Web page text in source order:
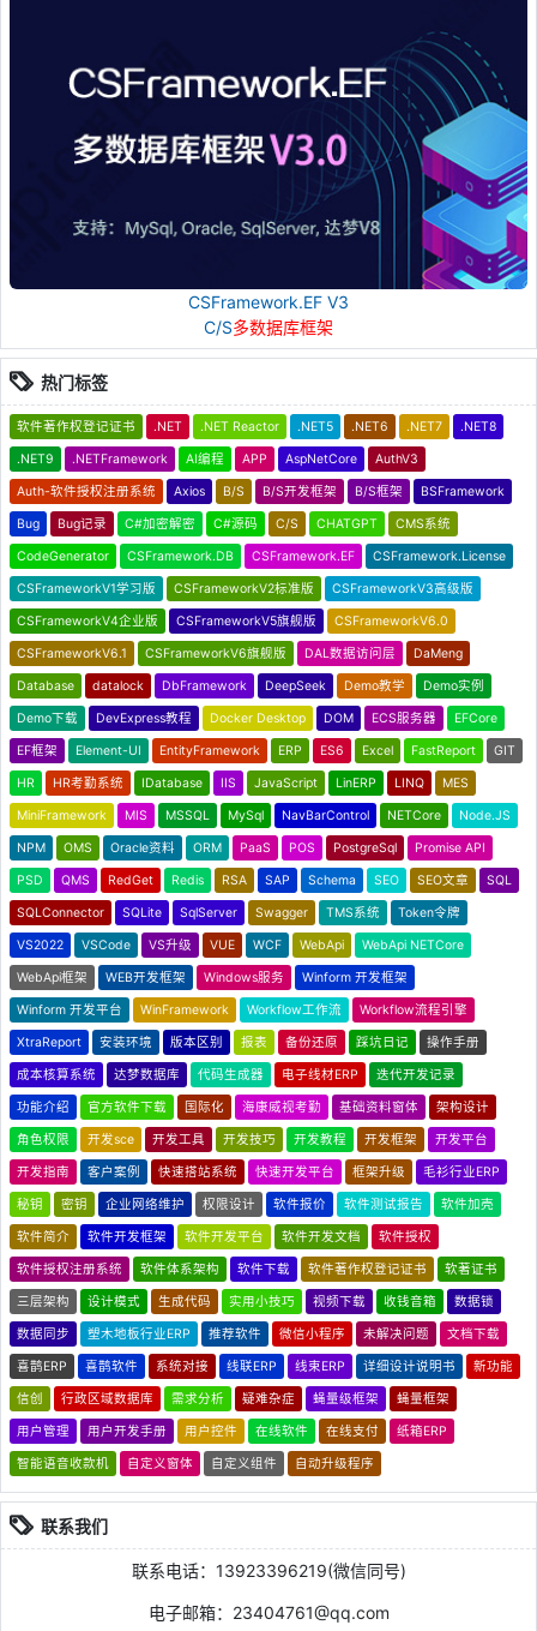
CSFramework.EF V3
C/S多数据库框架
热门标签
软件著作权登记证书 .NET .NET Reactor .NET5 .NET6 .NET7 .NET8
.NET9 .NETFramework AI编程 APP AspNetCore AuthV3
Auth-软件授权注册系统 Axios B/S B/S开发框架 B/S框架 BSFramework
Bug Bug记录 C#加密解密 C#源码 C/S CHATGPT CMS系统
CodeGenerator CSFramework.DB CSFramework.EF CSFramework.License
CSFrameworkV1学习版 CSFrameworkV2标准版 CSFrameworkV3高级版
CSFrameworkV4企业版 CSFrameworkV5旗舰版 CSFrameworkV6.0
CSFrameworkV6.1 CSFrameworkV6旗舰版 DAL数据访问层 DaMeng
Database datalock DbFramework DeepSeek Demo教学 Demo实例
Demo下载 DevExpress教程 Docker Desktop DOM ECS服务器 EFCore
EF框架 Element-UI EntityFramework ERP ES6 Excel FastReport GIT
HR HR考勤系统 IDatabase IIS JavaScript LinERP LINQ MES
MiniFramework MIS MSSQL MySql NavBarControl NETCore Node.JS
NPM OMS Oracle资料 ORM PaaS POS PostgreSql Promise API
PSD QMS RedGet Redis RSA SAP Schema SEO SEO文章 SQL
SQLConnector SQLite SqlServer Swagger TMS系统 Token令牌
VS2022 VSCode VS升级 VUE WCF WebApi WebApi NETCore
WebApi框架 WEB开发框架 Windows服务 Winform 开发框架
Winform 开发平台 WinFramework Workflow工作流 Workflow流程引擎
XtraReport 安装环境 版本区别 报表 备份还原 踩坑日记 操作手册
成本核算系统 达梦数据库 代码生成器 电子线材ERP 迭代开发记录
功能介绍 官方软件下载 国际化 海康威视考勤 基础资料窗体 架构设计
角色权限 开发sce 开发工具 开发技巧 开发教程 开发框架 开发平台
开发指南 客户案例 快速搭站系统 快速开发平台 框架升级 毛衫行业ERP
秘钥 密钥 企业网络维护 权限设计 软件报价 软件测试报告 软件加壳
软件简介 软件开发框架 软件开发平台 软件开发文档 软件授权
软件授权注册系统 软件体系架构 软件下载 软件著作权登记证书 软著证书
三层架构 设计模式 生成代码 实用小技巧 视频下载 收钱音箱 数据锁
数据同步 塑木地板行业ERP 推荐软件 微信小程序 未解决问题 文档下载
喜鹊ERP 喜鹊软件 系统对接 线联ERP 线束ERP 详细设计说明书 新功能
信创 行政区域数据库 需求分析 疑难杂症 蝇量级框架 蝇量框架
用户管理 用户开发手册 用户控件 在线软件 在线支付 纸箱ERP
智能语音收款机 自定义窗体 自定义组件 自动升级程序
联系我们
联系电话：13923396219(微信同号)
电子邮箱：23404761@qq.com